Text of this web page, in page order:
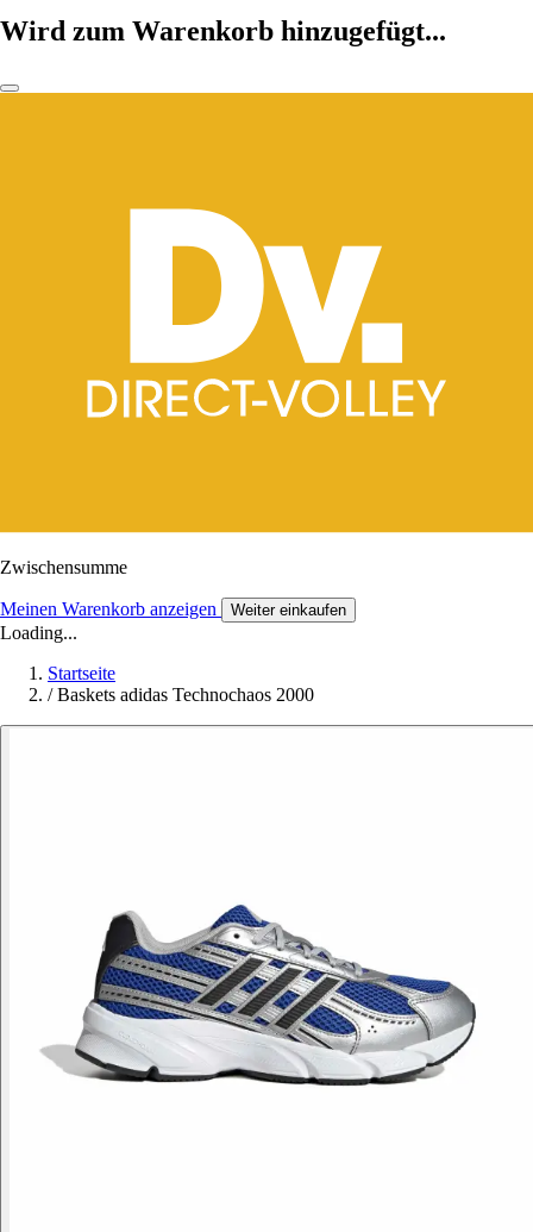
Wird zum Warenkorb hinzugefügt...
Zwischensumme
Meinen Warenkorb anzeigen Weiter einkaufen
Loading...
Startseite
/ Baskets adidas Technochaos 2000